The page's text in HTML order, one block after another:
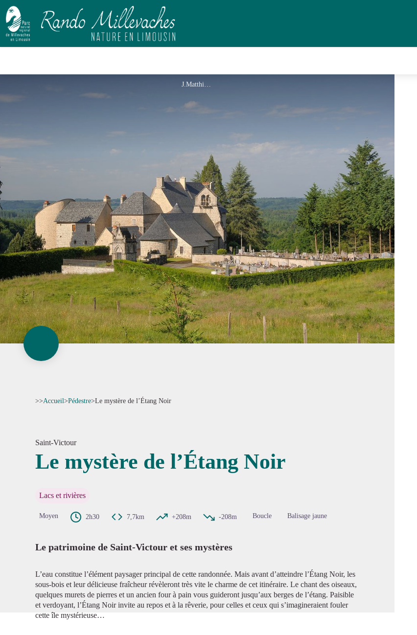
J.Matthiaud
>>Accueil>Pédestre>Le mystère de l’Étang Noir
Saint-Victour
Le mystère de l’Étang Noir
Lacs et rivières
Moyen 2h30 7,7km +208m -208m Boucle Balisage jaune
Le patrimoine de Saint-Victour et ses mystères
L’eau constitue l’élément paysager principal de cette randonnée. Mais avant d’atteindre l’Étang Noir, les
sous-bois et leur délicieuse fraîcheur révèleront très vite le charme de cet itinéraire. Le chant des oiseaux,
quelques murets de pierres et un ancien four à pain vous guideront jusqu’aux berges de l’étang. Paisible
et verdoyant, l’Étang Noir invite au repos et à la rêverie, pour celles et ceux qui s’imagineraient fouler
cette île mystérieuse…